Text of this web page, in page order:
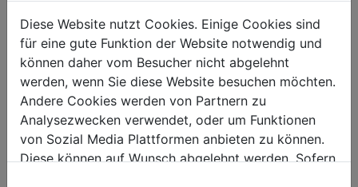
Verpackungsbreite in mm
800
Verpackungslänge in mm
1.200
Allgemeine Daten
EAN Code
9120058373039
Diese Website nutzt Cookies. Einige Cookies sind
für eine gute Funktion der Website notwendig und
können daher vom Besucher nicht abgelehnt
werden, wenn Sie diese Website besuchen möchten.
Andere Cookies werden von Partnern zu
Analysezwecken verwendet, oder um Funktionen
von Sozial Media Plattformen anbieten zu können.
Diese können auf Wunsch abgelehnt werden. Sofern